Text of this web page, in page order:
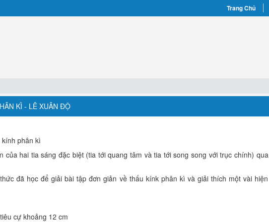
Trang Chủ
KÌ - LÊ XUÂN ĐỘ
phân kì
của hai tia sáng đặc biệt (tia tới quang tâm và tia tới song song với trục chính) qua
đã học để giải bài tập đơn giản về thấu kínk phân kì và giải thích một vài hiện
cự khoảng 12 cm